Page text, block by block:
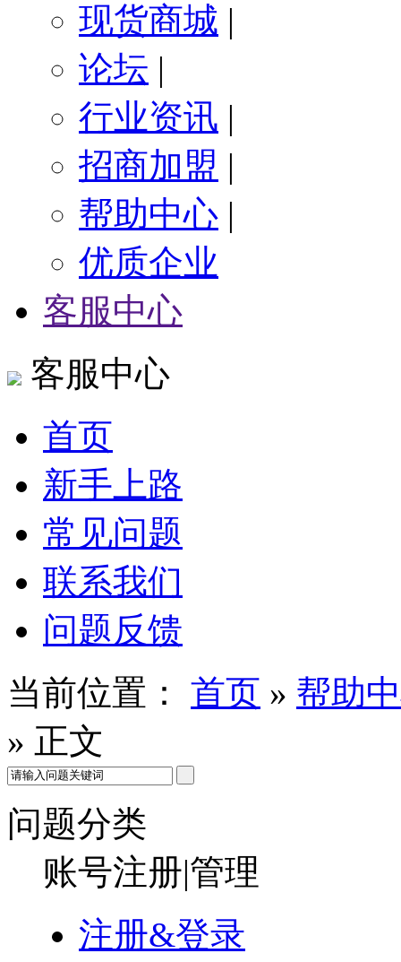
现货商城 |
论坛 |
行业资讯 |
招商加盟 |
帮助中心 |
优质企业
客服中心
客服中心
首页
新手上路
常见问题
联系我们
问题反馈
当前位置：
首页 » 帮助
» 正文
问题分类
账号注册|管理
注册&登录